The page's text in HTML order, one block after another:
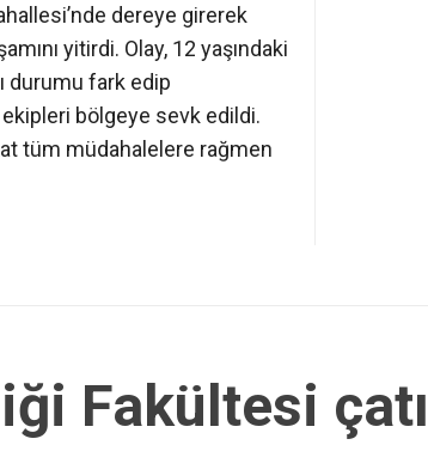
dereye girerek
yitirdi. Olay, 12 yaşındaki
durumu fark edip
bölgeye sevk edildi.
tüm müdahalelere rağmen
Fakültesi